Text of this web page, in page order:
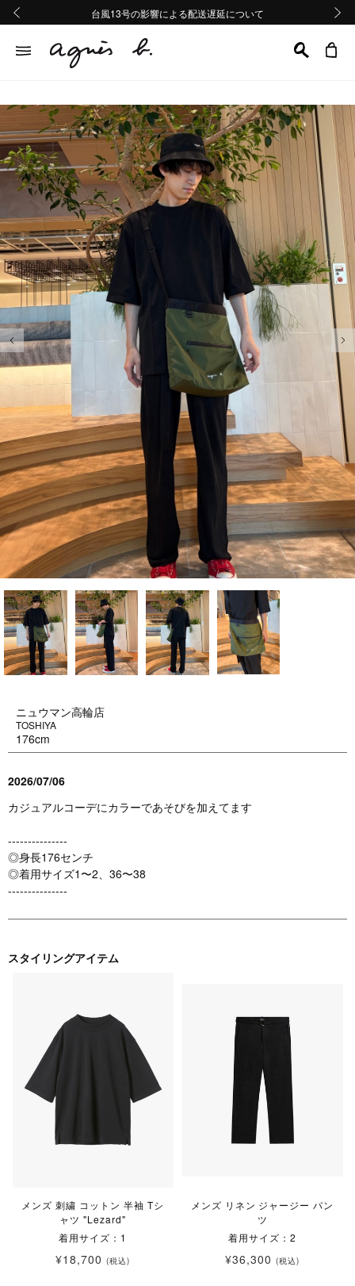
熊本地域地震の影響による配送遅延について
Summer Sale 2buy10%OFF!!
台風13号の影響による配送遅延について
熊本地域地震の影響による配送遅延について
Summer Sale 2buy10%OFF!!
前の画像
ニュウマン高輪店
TOSHIYA
176cm
2026/07/06
カジュアルコーデにカラーであそびを加えてます
---------------
◎身長176センチ
◎着用サイズ1〜2、36〜38
---------------
スタイリングアイテム
メンズ 刺繍 コットン 半袖 Tシ
ャツ "Lezard"
着用サイズ：1
¥18,700 (税込)
メンズ リネン ジャージー パン
ツ
着用サイズ：2
¥36,300 (税込)